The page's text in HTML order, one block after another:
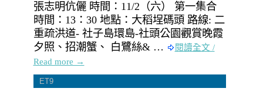
張志明伉儷 時間：11/2（六） 第一集合
時間：13：30 地點：大稻埕碼頭 路線: 二
重疏洪道- 社子島環島-社頭公園觀賞晚霞
夕照、招潮蟹、 白鷺絲& …
閱讀全文 /
Read more →
ET9